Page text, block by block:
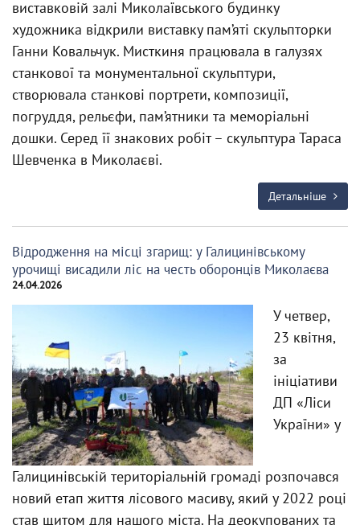
виставковій залі Миколаївського будинку
художника відкрили виставку пам’яті скульпторки
Ганни Ковальчук. Мисткиня працювала в галузях
станкової та монументальної скульптури,
створювала станкові портрети, композиції,
погруддя, рельєфи, пам’ятники та меморіальні
дошки. Серед її знакових робіт – скульптура Тараса
Шевченка в Миколаєві.
Детальніше
Відродження на місці згарищ: у Галицинівському
урочищі висадили ліс на честь оборонців Миколаєва
24.04.2026
У четвер,
23 квітня,
за
ініціативи
ДП «Ліси
України» у
Галицинівській територіальній громаді розпочався
новий етап життя лісового масиву, який у 2022 році
став щитом для нашого міста. На деокупованих та